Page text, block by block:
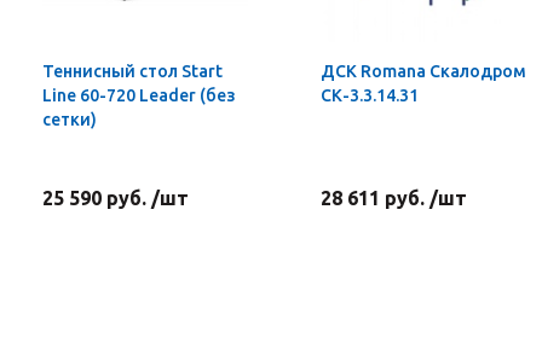
Теннисный стол Start
Line 60-720 Leader (без
сетки)
25 590 руб. /шт
ДСК Romana Скалодром
СК-3.3.14.31
28 611 руб. /шт